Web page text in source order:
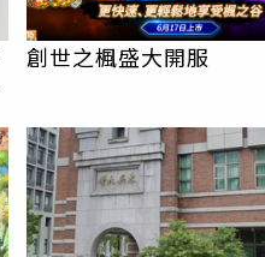
創世之楓盛大開服